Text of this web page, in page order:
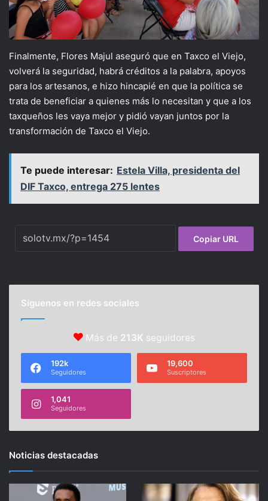
Finalmente, Flores Majul aseguró que en Taxco el Viejo,
volverá la seguridad, habrá créditos a la palabra, apoyos
para los artesanos, e hizo hincapié en que la política se
trata de beneficiar a quienes más lo necesitan y que a los
taxqueños les vaya mejor y pidió vayan juntos por la
transformación de Taxco el Viejo.
Te puede interesar: Estela Villa, presidenta del
DIF Taxco, entrega 275 lentes
Copiar URL
Síguenos en redes sociales
Más de 213K seguidores
192k
Seguidores
19,600
Suscriptores
1,041
Seguidores
Noticias destacadas